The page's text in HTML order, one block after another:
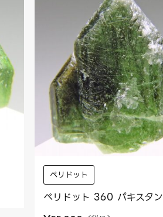
ペリドット
ペリドット 360 パキスタン